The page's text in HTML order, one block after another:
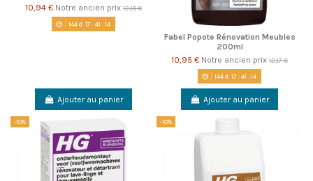
10,94 € Notre ancien prix 12,15 €
144d. 17 :41 :14
Ajouter au panier
Fabel Popote Rénovation Meubles
200ml
10,95 € Notre ancien prix 12,17 €
144d. 17 :41 :14
Ajouter au panier
-10% -10%